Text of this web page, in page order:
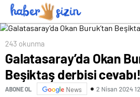
243 okunma
Galatasaray’da Okan
Beşiktaş derbisi cevabı!
ABONE OL News 2 Nisan 2024